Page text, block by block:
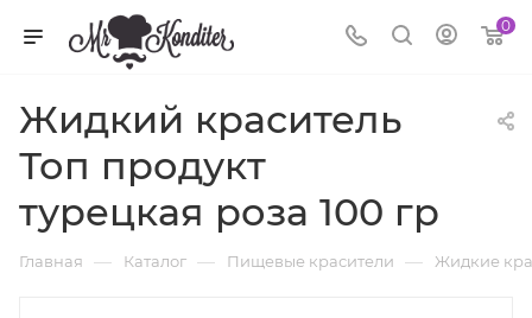
0
Жидкий краситель
Топ продукт
турецкая роза 100 гр
Главная — Каталог — Пищевые красители — Жидкие